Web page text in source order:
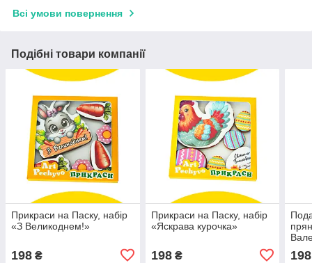
Всі умови повернення
Подібні товари компанії
Прикраси на Паску, набір
«З Великоднем!»
198 ₴
Прикраси на Паску, набір
«Яскрава курочка»
198₴ 198